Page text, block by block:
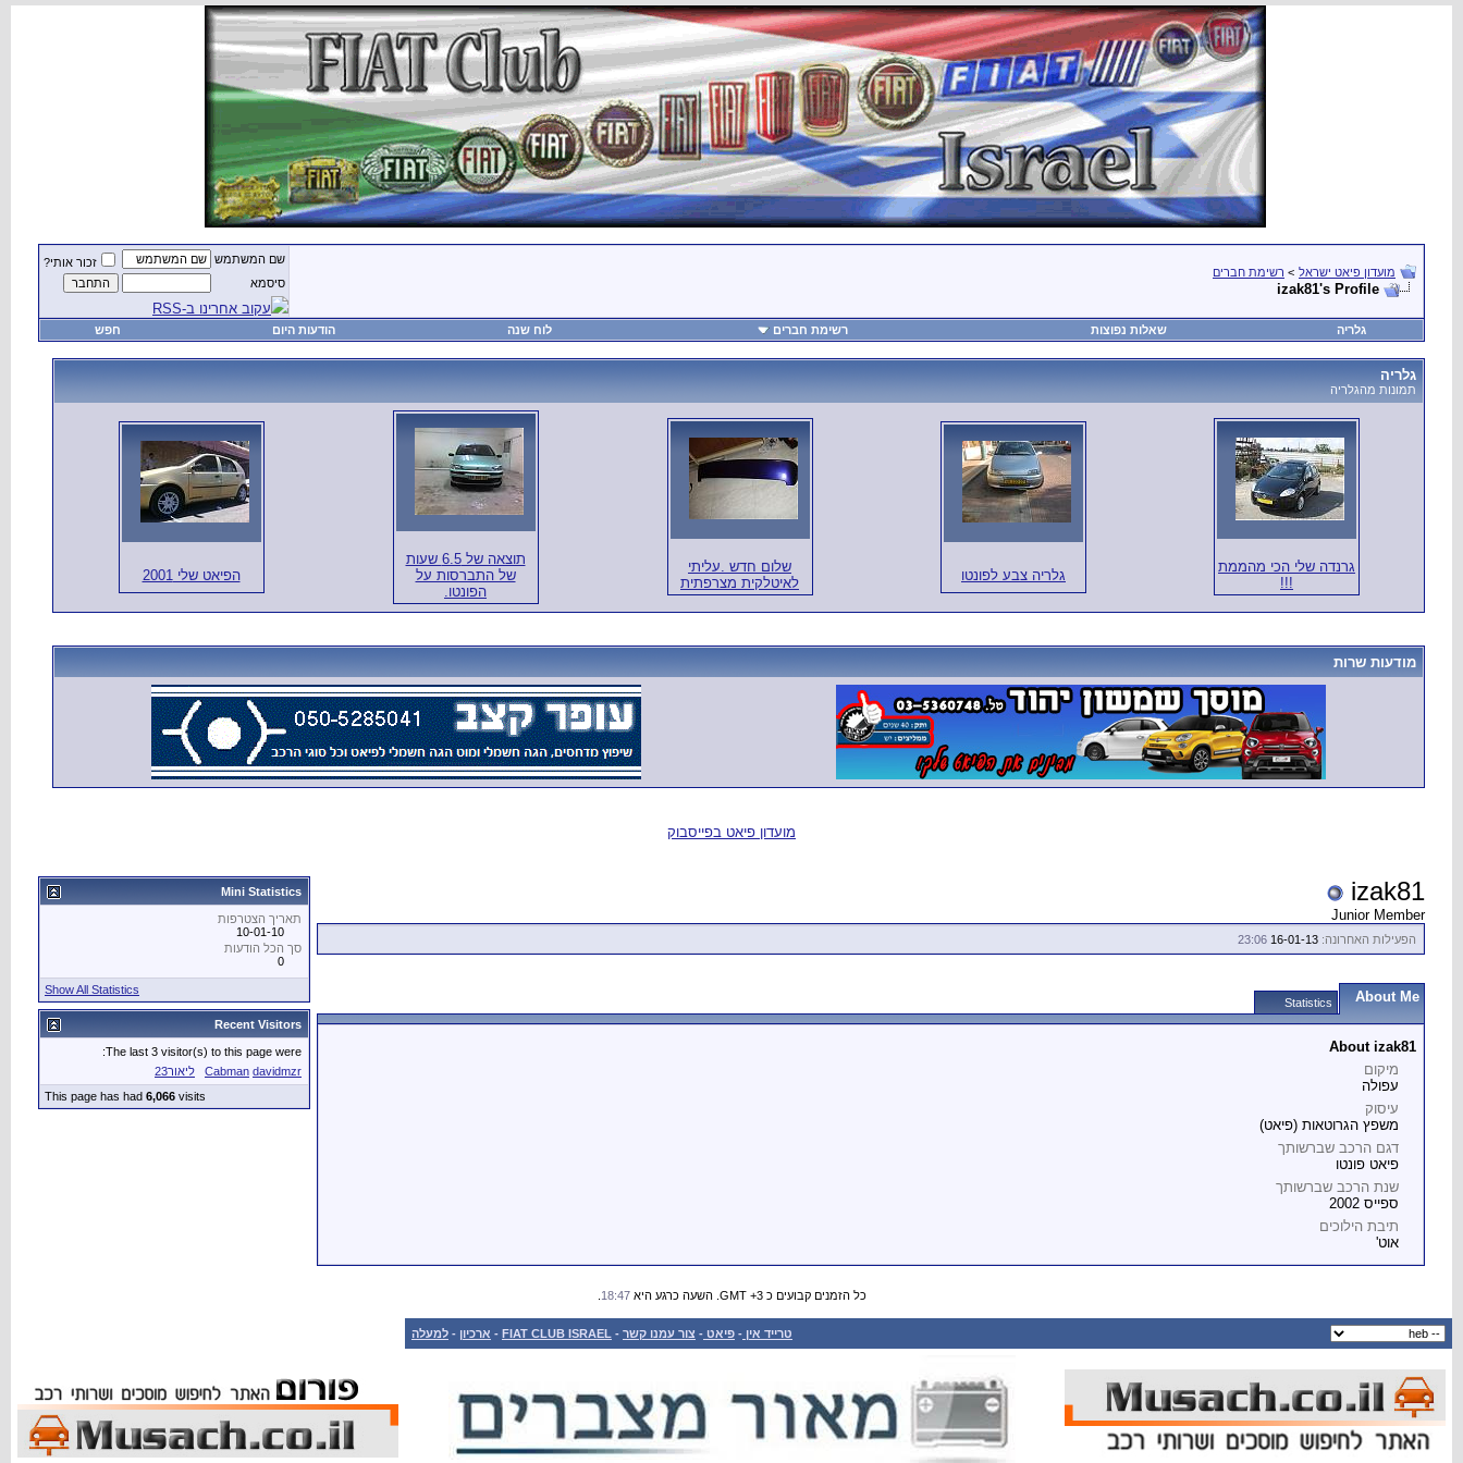
מועדון פיאט ישראל > רשימת חברים
izak81's Profile
שם המשתמש
זכור אותי?
סיסמא
עקוב אחרינו ב-RSS
גלריה שאלות נפוצות רשימת חברים לוח שנה הודעות היום חפש
גלריה
תמונות מהגלריה
גרנדה שלי הכי מהממת
!!!
גלריה צבע לפונטו
שלום חדש .עליתי
לאיטלקית מצרפתית
תוצאה של 6.5 שעות
של התברסות על
הפונטו.
הפיאט שלי 2001
מודעות שרות
מועדון פיאט בפייסבוק
izak81
Junior Member
הפעילות האחרונה: 23:06
About Me
Statistics
About izak81
מיקום
עפולה
עיסוק
משפץ הגרוטאות (פיאט)
דגם הרכב שברשותך
פיאט פונטו
שנת הרכב שברשותך
ספייס 2002
תיבת הילוכים
אוט'
Mini Statistics
תאריך הצטרפות
10-01-10
סך הכל הודעות
0
Show All Statistics
Recent Visitors
The last 3 visitor(s) to this page were:
Cabman davidmzr
ליאור23
This page has had 6,066 visits
כל הזמנים קבועים כ GMT +3. השעה כרגע היא 18:47
טרייד אין - פיאט - צור עמנו קשר -
FIAT CLUB ISRAEL
- ארכיון - למעלה